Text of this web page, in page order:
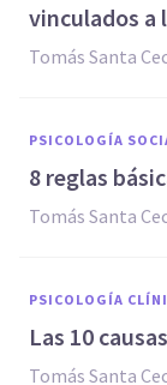
vinculados a
Tomás Santa
PSICOLOGÍA
8 reglas
Tomás Santa
PSICOLOGÍA
Las 10
Tomás Santa